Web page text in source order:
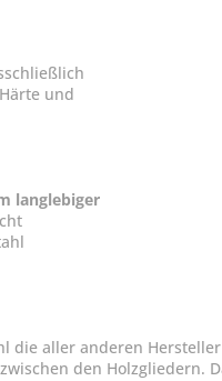
und
langlebiger
aller anderen
zwischen den Holzgliedern.